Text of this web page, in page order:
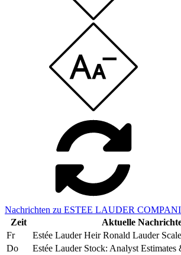
Nachrichten zu ESTEE LAUDER
Zeit
Aktuelle
Fr
Estée Lauder Heir Ronald Lauder
Do
Estée Lauder Stock: Analyst Estimates